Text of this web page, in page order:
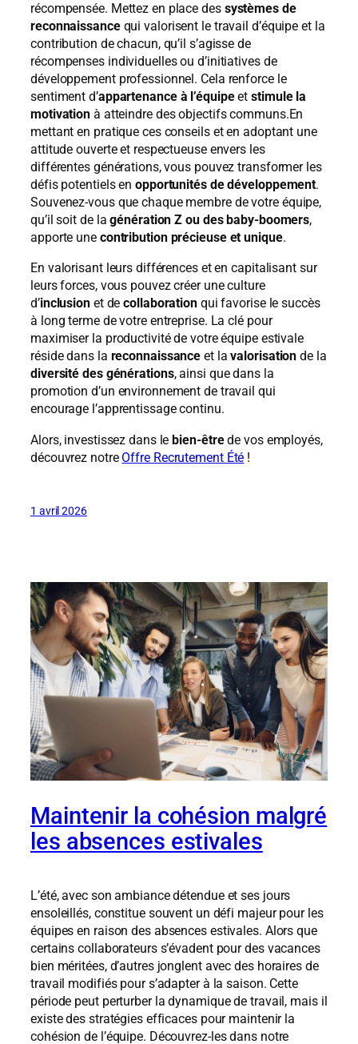
récompensée. Mettez en place des systèmes de
reconnaissancequi valorisent le travail d’équipe et la
contribution de chacun, qu’il s’agisse de
récompenses individuelles ou d’initiatives de
développement professionnel. Cela renforce le
sentiment d’appartenance à l’équipeetstimule la
motivation à atteindre des objectifs communs.En
mettant en pratique ces conseils et en adoptant une
attitude ouverte et respectueuse envers les
différentes générations, vous pouvez transformer les
défis potentiels enopportunités de développement.
Souvenez-vous que chaque membre de votre équipe,
qu’il soit de lagénération Z ou des baby-boomers,
apporte une contribution précieuse et unique.
En valorisant leurs différences et en capitalisant sur
leurs forces, vous pouvez créer une culture
d’inclusionet decollaborationqui favorise le succès
à long terme de votre entreprise. La clé pour
maximiser la productivité de votre équipe estivale
réside dans la reconnaissance et lavalorisation de la
diversité des générations, ainsi que dans la
promotion d’un environnement de travail qui
encourage l’apprentissage continu.
Alors, investissez dans lebien-êtrede vos employés,
découvrez notre Offre Recrutement Été !
1 avril 2026
Maintenir la cohésion malgré
les absences estivales
L’été, avec son ambiance détendue et ses jours
ensoleillés, constitue souvent un défi majeur pour les
équipes en raison des absences estivales. Alors que
certains collaborateurs s’évadent pour des vacances
bien méritées, d’autres jonglent avec des horaires de
travail modifiés pour s’adapter à la saison. Cette
période peut perturber la dynamique de travail, mais il
existe des stratégies efficaces pour maintenir la
cohésion de l’équipe. Découvrez-les dans notre